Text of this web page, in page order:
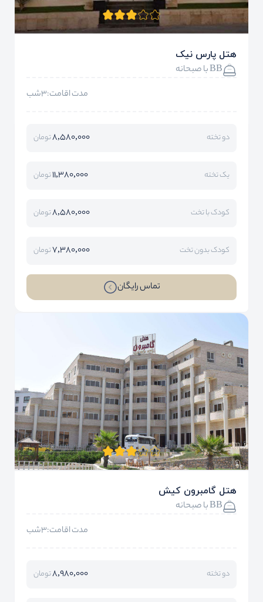
هتل پارس نیک
BB با صبحانه
مدت اقامت:3شب
دو تخته 8,580,000تومان
یک تخته 11,380,000تومان
کودک با تخت 8,580,000تومان
کودک بدون تخت 7,380,000تومان
تماس رایگان
هتل گامبرون کیش
BB با صبحانه
مدت اقامت:3شب
دو تخته 8,980,000تومان